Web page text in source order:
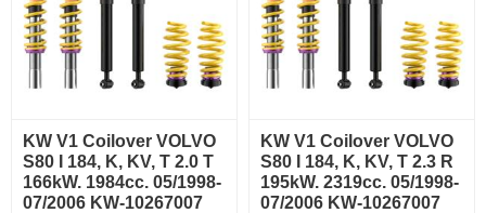
KW V1 Coilover VOLVO
S80 I 184, K, KV, T 2.0 T
166kW. 1984cc. 05/1998-
07/2006 KW-10267007
KW V1 Coilover VOLVO
S80 I 184, K, KV, T 2.3 R
195kW. 2319cc. 05/1998-
07/2006 KW-10267007